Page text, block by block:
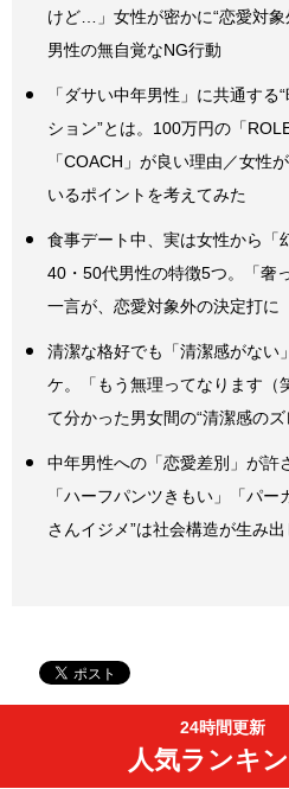
けど…」女性が密かに“恋愛対象
男性の無自覚なNG行動
「ダサい中年男性」に共通する
ション”とは。100万円の「
「COACH」が良い理由／女性
いるポイントを考えてみた
食事デート中、実は女性から「
40・50代男性の特徴5つ。「奢
一言が、恋愛対象外の決定打に
清潔な格好でも「清潔感がない
ケ。「もう無理ってなります（
て分かった男女間の“清潔感のズ
中年男性への「恋愛差別」が許
「ハーフパンツきもい」「パー
さんイジメ”は社会構造が生み
24時間更新
人気ランキ